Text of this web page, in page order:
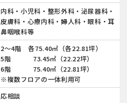
内科・小児科・整形外科・泌尿器科・
皮膚科・心療内科・婦人科・眼科・耳
鼻咽喉科等
2～4階 各75.40㎡（各22.81坪）
5階 73.45㎡（22.22坪）
6階 75.40㎡（22.81坪）
※複数フロアの一体利用可
応相談